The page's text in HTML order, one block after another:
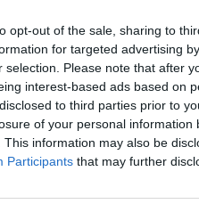
opt-out of the sale, sharing to
for targeted advertising
selection. Please note that after
interest-based ads based on
to third parties prior to
of your personal information
This information may also be
Participants that may further
morto all'età di 77 annihttps://t.co/
8, 2025
Rudy
Trump,